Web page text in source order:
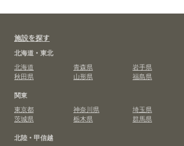
施設を探す
北海道・東北
北海道
青森県 岩手県
秋田県
山形県
福島県
関東
東京都
神奈川県 埼玉県
茨城県
栃木県
群馬県
北陸・甲信越